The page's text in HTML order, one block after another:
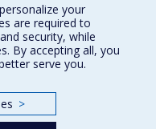
your
are required to
security, while
By accepting all, you
serve you.
>